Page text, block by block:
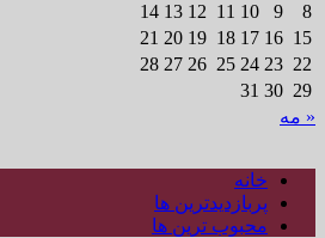
11
12
13
14
18
19
20
21
25
26
27
28
ها
ترین ها